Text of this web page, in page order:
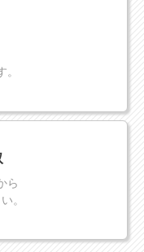
ら
。